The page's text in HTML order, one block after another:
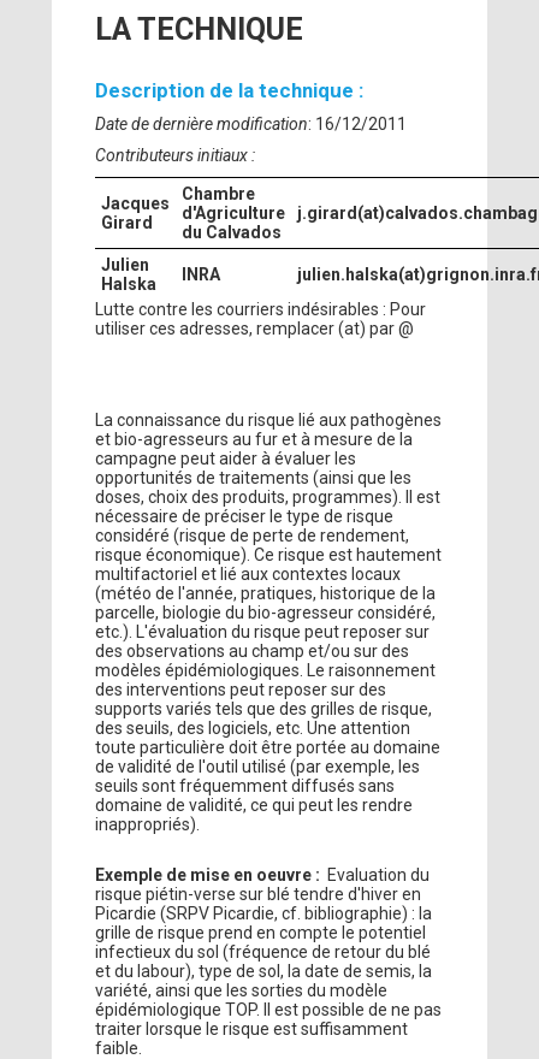
LA TECHNIQUE
Description de la technique :
Date de dernière modification: 16/12/2011
Contributeurs initiaux :
Jacques
Girard
Chambre
d'Agriculture
du Calvados
Julien
Halska
INRA
Lutte contre les courriers indésirables : Pour
utiliser ces adresses, remplacer (at) par @
La connaissance du risque lié aux pathogènes
et bio-agresseurs au fur et à mesure de la
campagne peut aider à évaluer les
opportunités de traitements (ainsi que les
doses, choix des produits, programmes). Il est
nécessaire de préciser le type de risque
considéré (risque de perte de rendement,
risque économique). Ce risque est hautement
multifactoriel et lié aux contextes locaux
(météo de l'année, pratiques, historique de la
parcelle, biologie du bio-agresseur considéré,
etc.). L'évaluation du risque peut reposer sur
des observations au champ et/ou sur des
modèles épidémiologiques. Le raisonnement
des interventions peut reposer sur des
supports variés tels que des grilles de risque,
des seuils, des logiciels, etc. Une attention
toute particulière doit être portée au domaine
de validité de l'outil utilisé (par exemple, les
seuils sont fréquemment diffusés sans
domaine de validité, ce qui peut les rendre
inappropriés).
Exemple de mise en oeuvre : Evaluation du
risque piétin-verse sur blé tendre d'hiver en
Picardie (SRPV Picardie, cf. bibliographie) : la
grille de risque prend en compte le potentiel
infectieux du sol (fréquence de retour du blé
et du labour), type de sol, la date de semis, la
variété, ainsi que les sorties du modèle
épidémiologique TOP. Il est possible de ne pas
traiter lorsque le risque est suffisamment
faible.